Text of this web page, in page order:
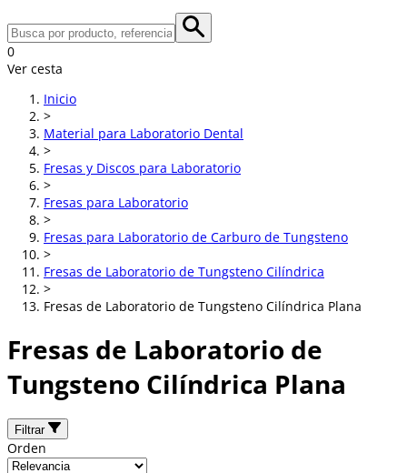
0
Ver cesta
Inicio
>
Material para Laboratorio Dental
>
Fresas y Discos para Laboratorio
>
Fresas para Laboratorio
>
Fresas para Laboratorio de Carburo de Tungsteno
>
Fresas de Laboratorio de Tungsteno Cilíndrica
>
Fresas de Laboratorio de Tungsteno Cilíndrica Plana
Fresas de Laboratorio de
Tungsteno Cilíndrica Plana
Filtrar
Orden